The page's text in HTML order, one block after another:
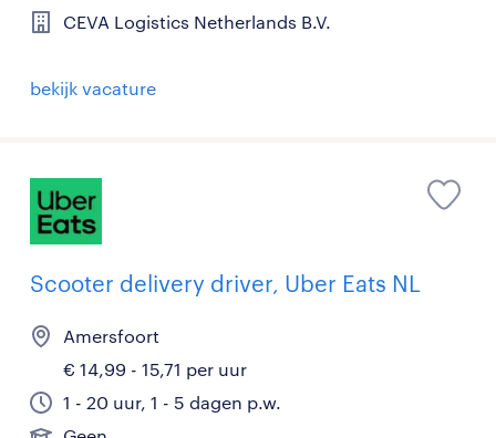
CEVA Logistics Netherlands B.V.
bekijk vacature
Scooter delivery driver, Uber Eats NL
Amersfoort
€ 14,99 - 15,71 per uur
1 - 20 uur, 1 - 5 dagen p.w.